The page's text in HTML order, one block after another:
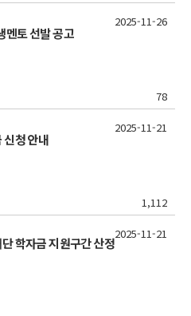
멘토 선발 공고
78
2025-11-26
청 안내
1,112
2025-11-21
학자금 지원구간 산정
2025-11-21